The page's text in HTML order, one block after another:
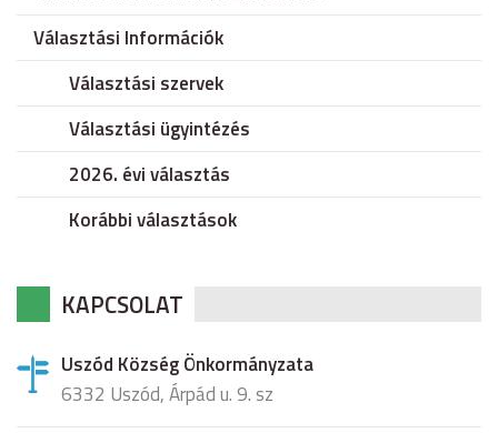
Választási Információk
Választási szervek
Választási ügyintézés
2026. évi választás
Korábbi választások
KAPCSOLAT
Uszód Község Önkormányzata
6332 Uszód, Árpád u. 9. sz